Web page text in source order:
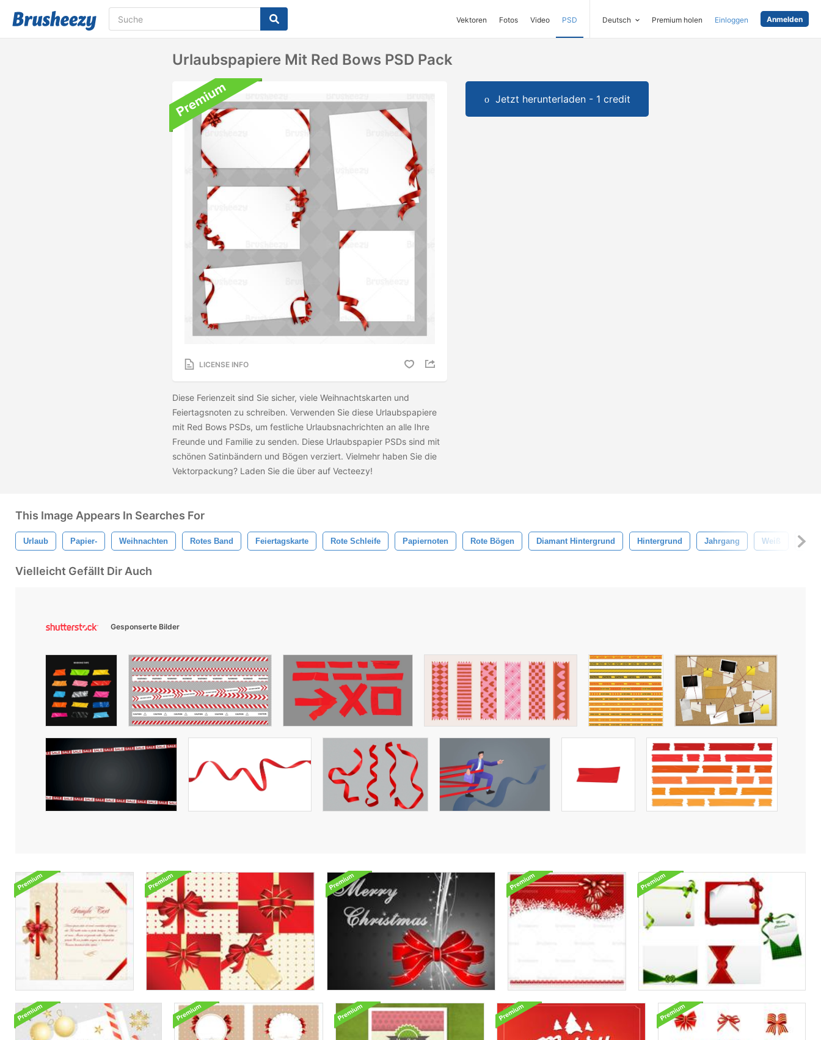
Vektoren Fotos Video PSD Deutsch Premium holen Einloggen Anmelden
Urlaubspapiere Mit Red Bows PSD Pack
LICENSE INFO
Diese Ferienzeit sind Sie sicher, viele Weihnachtskarten und
Feiertagsnoten zu schreiben. Verwenden Sie diese Urlaubspapiere
mit Red Bows PSDs, um festliche Urlaubsnachrichten an alle Ihre
Freunde und Familie zu senden. Diese Urlaubspapier PSDs sind mit
schönen Satinbändern und Bögen verziert. Vielmehr haben Sie die
Vektorpackung? Laden Sie die über auf Vecteezy!
Jetzt herunterladen - 1 credit
This Image Appears In Searches For
Urlaub Papier- Weihnachten Rotes Band Feiertagskarte Rote Schleife Papiernoten Rote Bögen Diamant Hintergrund Hintergrund Jahrgang Weiß
Vielleicht Gefällt Dir Auch
Gesponserte Bilder